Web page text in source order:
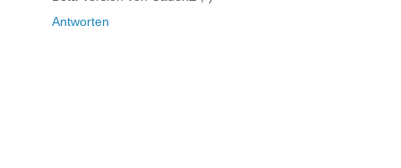
Antworten